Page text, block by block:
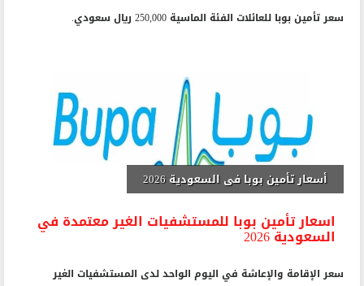
سعر تأمين بوبا للعائلات الفئة الماسية 250,000 ريال سعودي.
أسعار تأمين بوبا فى السعودية 2026
اسعار تأمين بوبا للمستشفيات الغير معتمدة في
السعودية 2026
سعر الإقامة والإعاشة في اليوم الواحد لدى المستشفيات الغير